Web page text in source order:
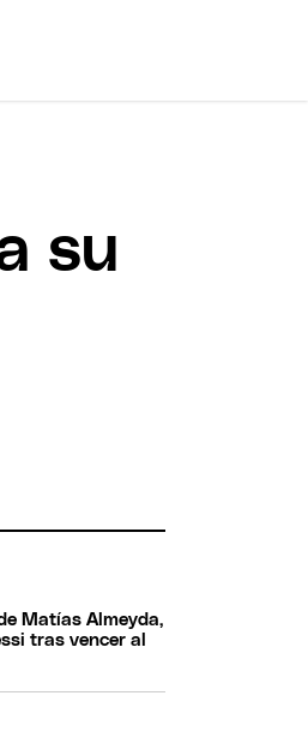
su
Matías Almeyda,
tras vencer al